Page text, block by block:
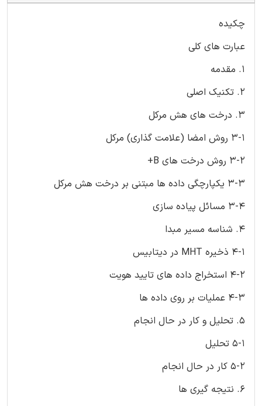
چکیده
عبارت های کلی
1. مقدمه
2. تکنیک اصلی
3. درخت های هش مرکل
3-1 روش امضا (علامت گذاری) مرکل
3-2 روش درخت های B+
3-3 یکپارچگی داده ها مبتنی بر درخت هش مرکل
3-4 مسائل پیاده سازی
4. شناسه مسیر مبدا
4-1 ذخیره MHT در دیتابیس
4-2 استخراج داده های تایید هویت
4-3 عملیات بر روی داده ها
5. تحلیل و کار در حال انجام
5-1 تحلیل
5-2 کار در حال انجام
6. نتیجه گیری ها